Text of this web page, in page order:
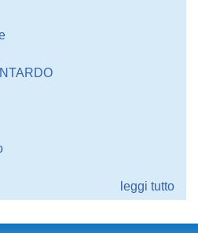
leggi tutto